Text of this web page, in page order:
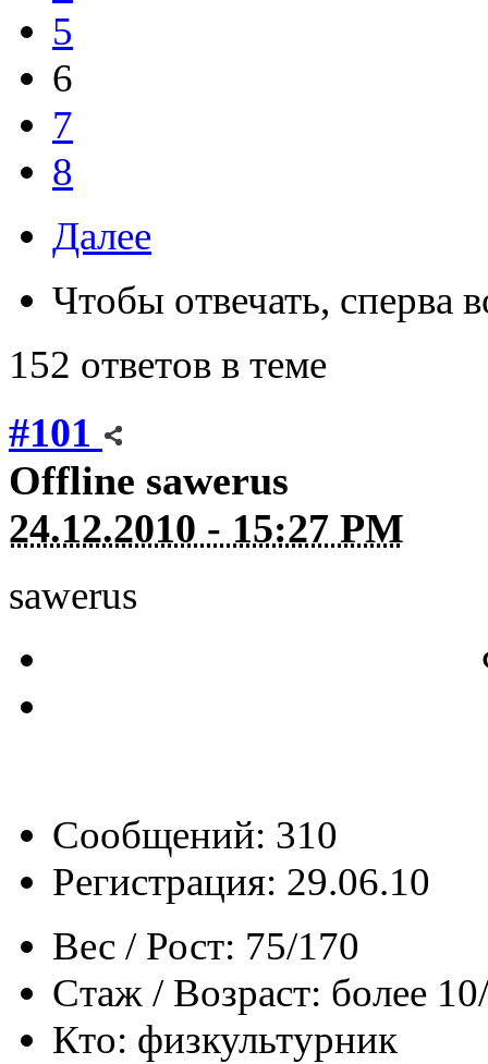
5
6
7
8
Далее
Чтобы отвечать, сперва
152 ответов в теме
#101
Offline sawerus
24.12.2010 - 15:27 PM
sawerus
Сообщений: 310
Регистрация: 29.06.10
Вес / Рост: 75/170
Стаж / Возраст: более
Кто: физкультурник